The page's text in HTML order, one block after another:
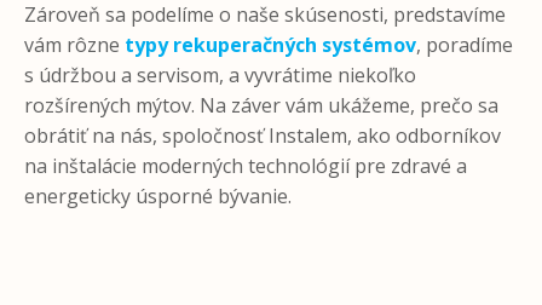
Zároveň sa podelíme o naše skúsenosti, predstavíme
vám rôzne typy rekuperačných systémov, poradíme
s údržbou a servisom, a vyvrátime niekoľko
rozšírených mýtov. Na záver vám ukážeme, prečo sa
obrátiť na nás, spoločnosť Instalem, ako odborníkov
na inštalácie moderných technológií pre zdravé a
energeticky úsporné bývanie.